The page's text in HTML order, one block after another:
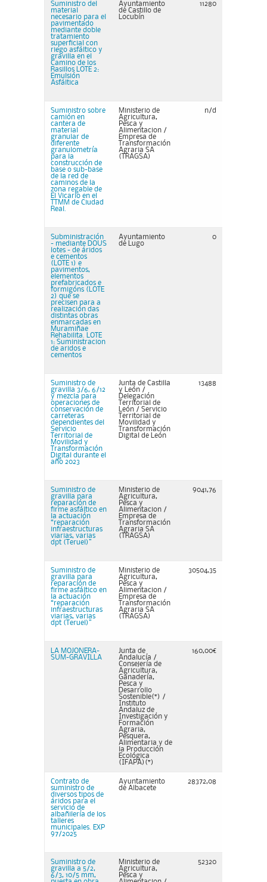
Suministro del
material
necesario para el
pavimentado
mediante doble
tratamiento
superficial con
riego asfáltico y
gravilla en el
Camino de los
Rasillos LOTE 2:
Emulsión
Asfáltica
Ayuntamiento
de Castillo de
Locubín
11280
Suministro sobre
camión en
cantera de
material
granular de
diferente
granulometría
para la
construcción de
base o sub-base
de la red de
caminos de la
zona regable de
El Vicario en el
TTMM de Ciudad
Real.
Ministerio de
Agricultura,
Pesca y
Alimentacion /
Empresa de
Transformación
Agraria SA
(TRAGSA)
n/d
Subministración
- mediante DOUS
lotes - de áridos
e cementos
(LOTE 1) e
pavimentos,
elementos
prefabricados e
formigóns (LOTE
2) que se
precisen para a
realización das
distintas obras
enmarcadas en
Muramiñae
Rehabilita. LOTE
1: Suministracion
de aridos e
cementos
Ayuntamiento
de Lugo
0
Suministro de
gravilla 3/6, 6/12
y mezcla para
operaciones de
conservación de
carreteras
dependientes del
Servicio
Territorial de
Movilidad y
Transformación
Digital durante el
año 2023
Junta de Castilla
y León /
Delegación
Territorial de
León / Servicio
Territorial de
Movilidad y
Transformación
Digital de León
13488
Suministro de
gravilla para
reparación de
firme asfáltico en
la actuación
“reparación
infraestructuras
viarias, varias
dpt (Teruel)”
Ministerio de
Agricultura,
Pesca y
Alimentacion /
Empresa de
Transformación
Agraria SA
(TRAGSA)
9041,76
Suministro de
gravilla para
reparación de
firme asfáltico en
la actuación
“reparación
infraestructuras
viarias, varias
dpt (Teruel)”
Ministerio de
Agricultura,
Pesca y
Alimentacion /
Empresa de
Transformación
Agraria SA
(TRAGSA)
30504,35
LA MOJONERA-
SUM-GRAVILLA
Junta de
Andalucía /
Consejería de
Agricultura,
Ganadería,
Pesca y
Desarrollo
Sostenible(*) /
Instituto
Andaluz de
Investigación y
Formación
Agraria,
Pesquera,
Alimentaria y de
la Producción
Ecológica
(IFAPA)(*)
160,00€
Contrato de
suministro de
diversos tipos de
áridos para el
servicio de
albañilería de los
talleres
municipales. EXP
97/2025
Ayuntamiento
de Albacete
28372,08
Suministro de
gravilla a 5/2,
6/3, 10/5 mm,
Ministerio de
Agricultura,
Pesca y
52320